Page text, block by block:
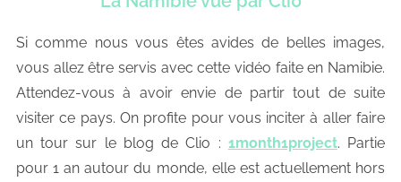
Si comme nous vous êtes avides de belles images,
vous allez être servis avec cette vidéo faite en Namibie.
Attendez-vous à avoir envie de partir tout de suite
visiter ce pays. On profite pour vous inciter à aller faire
un tour sur le blog de Clio : 1month1project. Partie
pour 1 an autour du monde, elle est actuellement hors